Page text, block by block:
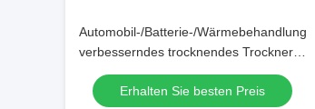
Automobil-/Batterie-/Wärmebehandlungs-
verbesserndes trocknendes Trockner-
Stickstoff-System
Erhalten Sie besten Preis